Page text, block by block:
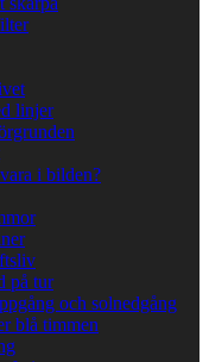
linjer
i bilden?
på tur
och solnedgång
blå timmen